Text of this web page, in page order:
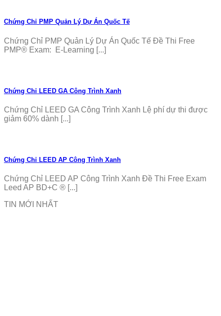
Chứng Chỉ PMP Quản Lý Dự Án Quốc Tế
Chứng Chỉ PMP Quản Lý Dự Án Quốc Tế Đề Thi Free
PMP® Exam: E-Learning [...]
Chứng Chỉ LEED GA Công Trình Xanh
Chứng Chỉ LEED GA Công Trình Xanh Lệ phí dự thi được
giảm 60% dành [...]
Chứng Chỉ LEED AP Công Trình Xanh
Chứng Chỉ LEED AP Công Trình Xanh Đề Thi Free Exam
Leed AP BD+C ® [...]
TIN MỚI NHẤT